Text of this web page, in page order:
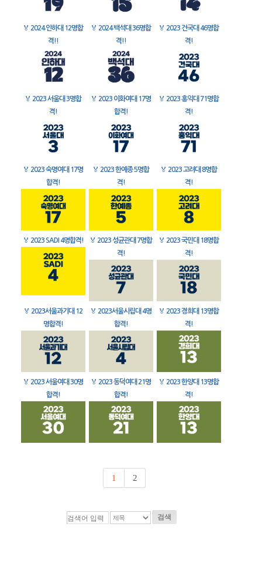
🏅 2024 인하대 12명합
격!!
🏅 2024 백석대 36명합
격!!
🏅 2023 건국대 46명합
격!
🏅 2023 서울대 3명합
격!
🏅 2023 이화여대 17명
합격!
🏅 2023 홍익대 71명합
격!
🏅 2023 숙명여대 17명
합격!
🏅 2023 한예종 5명합
격!
🏅 2023 고려대 8명합
격!
🏅 2023 SADI 4명합격! 🏅 2023 성균관대 7명합
격!
🏅 2023 국민대 18명합
격!
🏅 2023서울과기대 12
명합격!
🏅 2023서울시립대 4명
합격!
🏅 2023 경희대 13명합
격!
🏅 2023 서울여대 30명
합격!
🏅 2023 동덕여대 21명
합격!
🏅 2023 한양대 13명합
격!
1 2
검색